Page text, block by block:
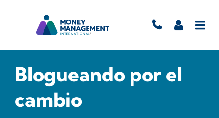
Blogueando por el
cambio